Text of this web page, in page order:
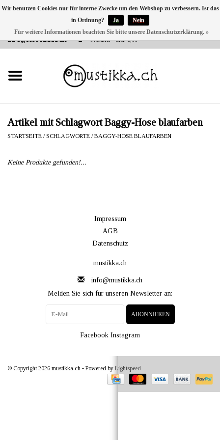
VERSANDKOSTEN 0 CHF INNERHALB CH | INT. VERSAND ÜBER
INFO@MUSTIKKA.CH
0 Artikel - CHF 0,00
NEU BEI UNS
SHOP - A PIECE OF
FINLAND FOR YOU
Artikel mit Schlagwort Baggy-Hose blaufarben
STARTSEITE /SCHLAGWORTE /BAGGY-HOSE BLAUFARBEN
Keine Produkte gefunden!...
Impressum
AGB
Datenschutz
mustikka.ch
info@mustikka.ch
Melden Sie sich für unseren Newsletter an:
ABONNIEREN
Facebook Instagram
© Copyright 2026 mustikka.ch - Powered by Lightspeed
Wir benutzen Cookies nur für interne Zwecke um den Webshop zu verbessern. Ist das
in Ordnung?
Ja
Nein
Für weitere Informationen beachten Sie bitte unsere Datenschutzerklärung. »